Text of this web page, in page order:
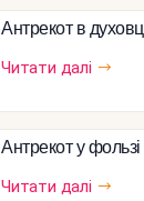
Антрекот в
Читати далі
Антрекот у фользі
Читати далі